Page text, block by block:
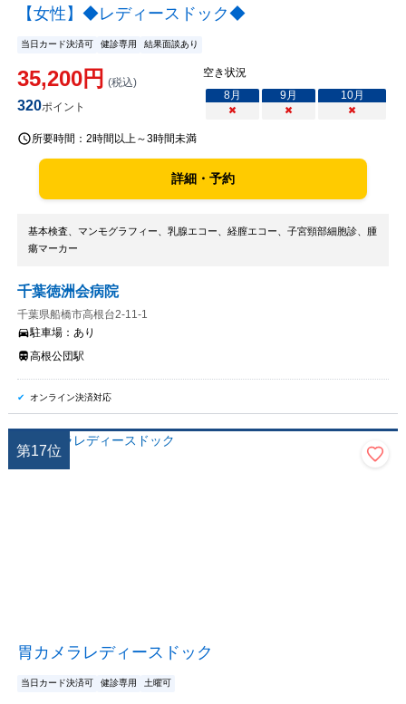
【女性】◆レディースドック◆
当日カード決済可 健診専用 結果面談あり
35,200円 (税込)
320ポイント
空き状況
8月 9月 10月
×
× ×
所要時間： 2時間以上～3時間未満
詳細・予約
基本検査、マンモグラフィー、乳腺エコー、経膣エコー、子宮頸部細胞診、腫
瘍マーカー
千葉徳洲会病院
千葉県船橋市高根台2-11-1
駐車場： あり
高根公団駅
オンライン決済対応
第17位
胃カメラレディースドック
当日カード決済可 健診専用 土曜可